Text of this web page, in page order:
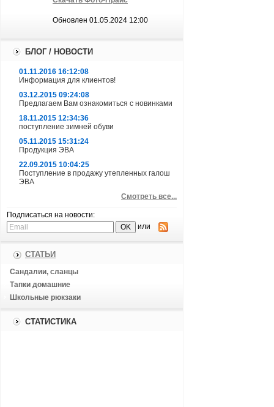
Обновлен 01.05.2024 12:00
БЛОГ / НОВОСТИ
01.11.2016 16:12:08
Информация для клиентов!
03.12.2015 09:24:08
Предлагаем Вам ознакомиться с новинками
18.11.2015 12:34:36
поступление зимней обуви
05.11.2015 15:31:24
Продукция ЭВА
22.09.2015 10:04:25
Поступление в продажу утепленных галош
ЭВА
Смотреть все...
Подписаться на новости:
или
СТАТЬИ
Сандалии, сланцы
Тапки домашние
Школьные рюкзаки
СТАТИСТИКА